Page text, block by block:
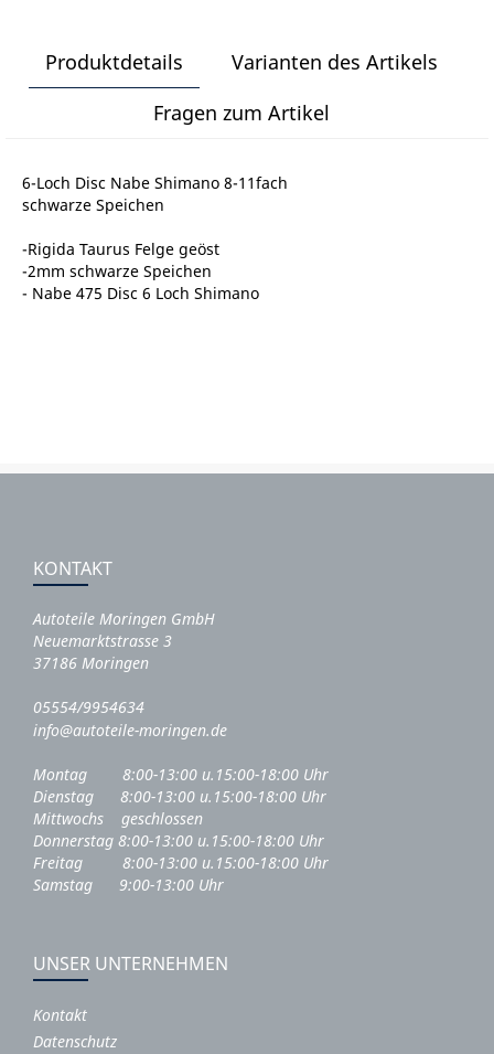
Produktdetails
Varianten des Artikels
Fragen zum Artikel
6-Loch Disc Nabe Shimano 8-11fach
schwarze Speichen
-Rigida Taurus Felge geöst
-2mm schwarze Speichen
- Nabe 475 Disc 6 Loch Shimano
KONTAKT
Autoteile Moringen GmbH
Neuemarktstrasse 3
37186 Moringen
05554/9954634
info@autoteile-moringen.de
Montag 8:00-13:00 u.15:00-18:00 Uhr
Dienstag 8:00-13:00 u.15:00-18:00 Uhr
Mittwochs geschlossen
Donnerstag 8:00-13:00 u.15:00-18:00 Uhr
Freitag 8:00-13:00 u.15:00-18:00 Uhr
Samstag 9:00-13:00 Uhr
UNSER UNTERNEHMEN
Kontakt
Datenschutz